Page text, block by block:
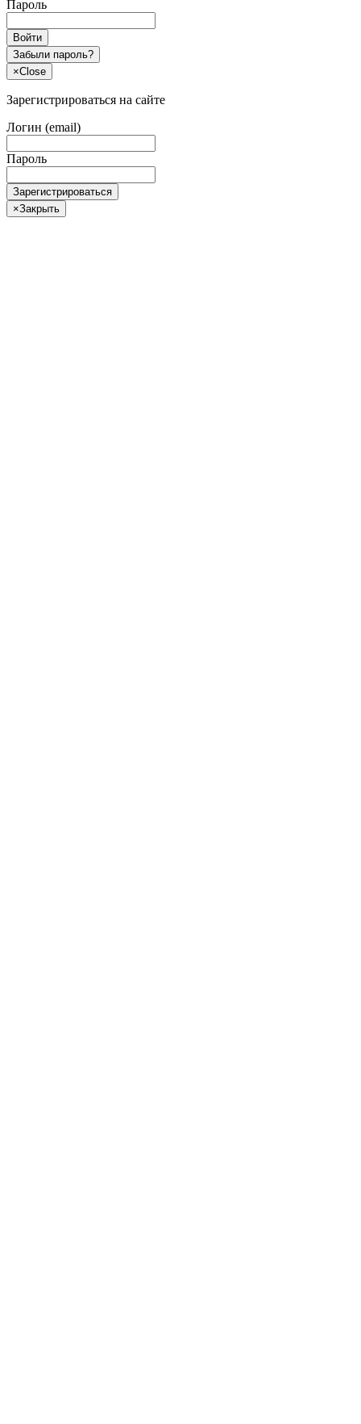
Пароль
Войти
Забыли пароль?
×Close
Зарегистрироваться на сайте
Логин (email)
Пароль
Зарегистрироваться
×Закрыть